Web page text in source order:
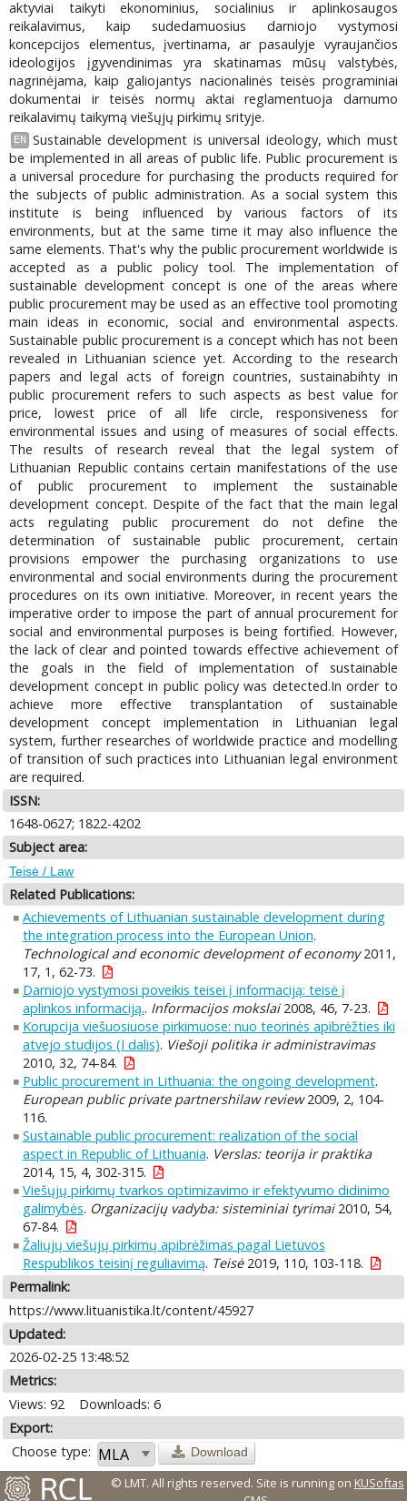
aktyviai taikyti ekonominius, socialinius ir aplinkosaugos
reikalavimus, kaip sudedamuosius darniojo vystymosi
koncepcijos elementus, įvertinama, ar pasaulyje vyraujančios
ideologijos įgyvendinimas yra skatinamas mūsų valstybės,
nagrinėjama, kaip galiojantys nacionalinės teisės programiniai
dokumentai ir teisės normų aktai reglamentuoja darnumo
reikalavimų taikymą viešųjų pirkimų srityje.
EN
Sustainable development is universal ideology, which must
be implemented in all areas of public life. Public procurement is
a universal procedure for purchasing the products required for
the subjects of public administration. As a social system this
institute is being influenced by various factors of its
environments, but at the same time it may also influence the
same elements. That's why the public procurement worldwide is
accepted as a public policy tool. The implementation of
sustainable development concept is one of the areas where
public procurement may be used as an effective tool promoting
main ideas in economic, social and environmental aspects.
Sustainable public procurement is a concept which has not been
revealed in Lithuanian science yet. According to the research
papers and legal acts of foreign countries, sustainabihty in
public procurement refers to such aspects as best value for
price, lowest price of all life circle, responsiveness for
environmental issues and using of measures of social effects.
The results of research reveal that the legal system of
Lithuanian Republic contains certain manifestations of the use
of public procurement to implement the sustainable
development concept. Despite of the fact that the main legal
acts regulating public procurement do not define the
determination of sustainable public procurement, certain
provisions empower the purchasing organizations to use
environmental and social environments during the procurement
procedures on its own initiative. Moreover, in recent years the
imperative order to impose the part of annual procurement for
social and environmental purposes is being fortified. However,
the lack of clear and pointed towards effective achievement of
the goals in the field of implementation of sustainable
development concept in public policy was detected.In order to
achieve more effective transplantation of sustainable
development concept implementation in Lithuanian legal
system, further researches of worldwide practice and modelling
of transition of such practices into Lithuanian legal environment
are required.
ISSN:
1648-0627; 1822-4202
Subject area:
Teisė / Law
Related Publications:
Achievements of Lithuanian sustainable development during
the integration process into the European Union.
Technological and economic development of economy2011,
17, 1, 62-73.
Darniojo vystymosi poveikis teisei į informaciją: teisė į
aplinkos informaciją.. Informacijos mokslai2008, 46, 7-23.
Korupcija viešuosiuose pirkimuose: nuo teorinės apibrėžties iki
atvejo studijos (I dalis). Viešoji politika ir administravimas
2010, 32, 74-84.
Public procurement in Lithuania: the ongoing development.
European public private partnershilaw review2009, 2, 104-
116.
Sustainable public procurement: realization of the social
aspect in Republic of Lithuania. Verslas: teorija ir praktika
2014, 15, 4, 302-315.
Viešųjų pirkimų tvarkos optimizavimo ir efektyvumo didinimo
galimybės. Organizacijų vadyba: sisteminiai tyrimai2010, 54,
67-84.
Žaliųjų viešųjų pirkimų apibrėžimas pagal Lietuvos
Respublikos teisinį reguliavimą. Teisė2019, 110, 103-118.
Permalink:
https://www.lituanistika.lt/content/45927
Updated:
2026-02-25 13:48:52
Metrics:
Views: 92
Downloads: 6
Export:
Choose type:
Download
© LMT. All rights reserved. Site is running on KUSoftas